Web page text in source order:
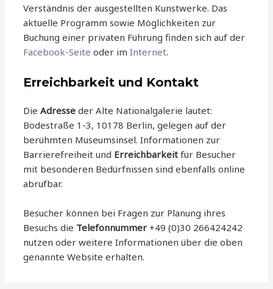
Verständnis der ausgestellten Kunstwerke. Das
aktuelle Programm sowie Möglichkeiten zur
Buchung einer privaten Führung finden sich auf der
Facebook-Seite oder imInternet.
Erreichbarkeit und Kontakt
DieAdresse der Alte Nationalgalerie lautet:
Bodestraße 1-3, 10178 Berlin, gelegen auf der
berühmten Museumsinsel. Informationen zur
Barrierefreiheit und Erreichbarkeit für Besucher
mit besonderen Bedürfnissen sind ebenfalls online
abrufbar.
Besucher können bei Fragen zur Planung ihres
Besuchs die Telefonnummer +49 (0)30 266424242
nutzen oder weitere Informationen über die oben
genannte Website erhalten.